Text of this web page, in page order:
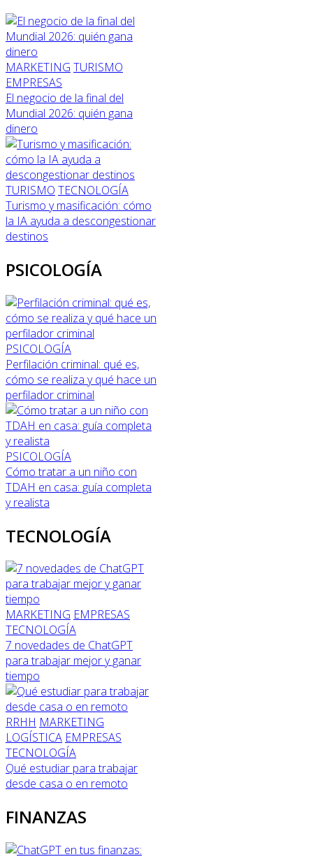
MARKETING TURISMO
EMPRESAS
El negocio de la final del
Mundial 2026: quién gana
dinero
TURISMO TECNOLOGÍA
Turismo y masificación: cómo
la IA ayuda a descongestionar
destinos
PSICOLOGÍA
PSICOLOGÍA
Perfilación criminal: qué es,
cómo se realiza y qué hace un
perfilador criminal
PSICOLOGÍA
Cómo tratar a un niño con
TDAH en casa: guía completa
y realista
TECNOLOGÍA
MARKETING EMPRESAS
TECNOLOGÍA
7 novedades de ChatGPT
para trabajar mejor y ganar
tiempo
RRHH MARKETING
LOGÍSTICA EMPRESAS
TECNOLOGÍA
Qué estudiar para trabajar
desde casa o en remoto
FINANZAS